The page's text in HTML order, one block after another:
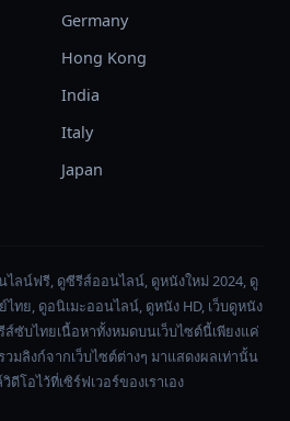
Germany
Hong Kong
India
Italy
Japan
ไลน์ฟรี, ดูซีรีส์ออนไลน์, ดูหนังใหม่ 2024, ดู
ทย, ดูอนิเมะออนไลน์, ดูหนัง HD, เว็บดูหนัง
ซับไทยเนื้อหาทั้งหมดบนเว็บไซต์นี้เพียงแค่
มลิงก์จากเว็บไซต์ต่างๆ มาแสดงผลเท่านั้น
ดีโอไว้ที่เซิร์ฟเวอร์ของเราเอง